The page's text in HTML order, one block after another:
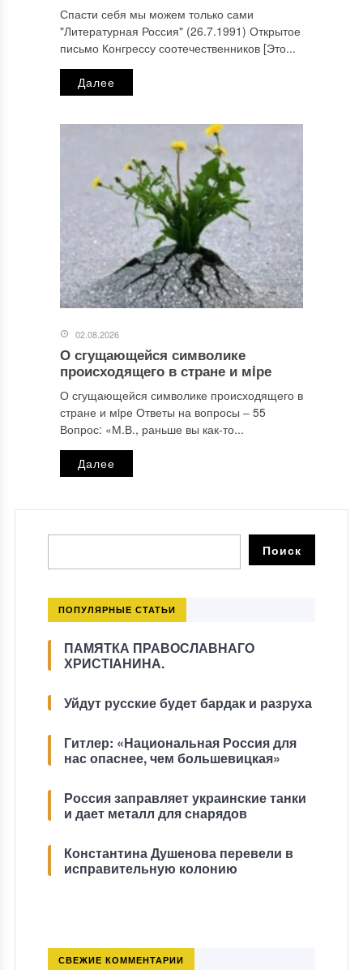
Спасти себя мы можем только сами
"Литературная Россия" (26.7.1991) Открытое
письмо Конгрессу соотечественников [Это...
Далее
02.08.2026
О сгущающейся символике
происходящего в стране и мiре
О сгущающейся символике происходящего в
стране и мiре Ответы на вопросы ‒ 55
Вопрос: «М.В., раньше вы как-то...
Далее
ПОПУЛЯРНЫЕ СТАТЬИ
ПАМЯТКА ПРАВОСЛАВНАГО
ХРИСТІАНИНА.
Уйдут русские будет бардак и разруха
Гитлер: «Национальная Россия для
нас опаснее, чем большевицкая»
Россия заправляет украинские танки
и дает металл для снарядов
Константина Душенова перевели в
исправительную колонию
СВЕЖИЕ КОММЕНТАРИИ